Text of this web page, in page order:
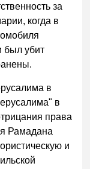
за
когда в
был убит
в
в
права
Рамадана
и